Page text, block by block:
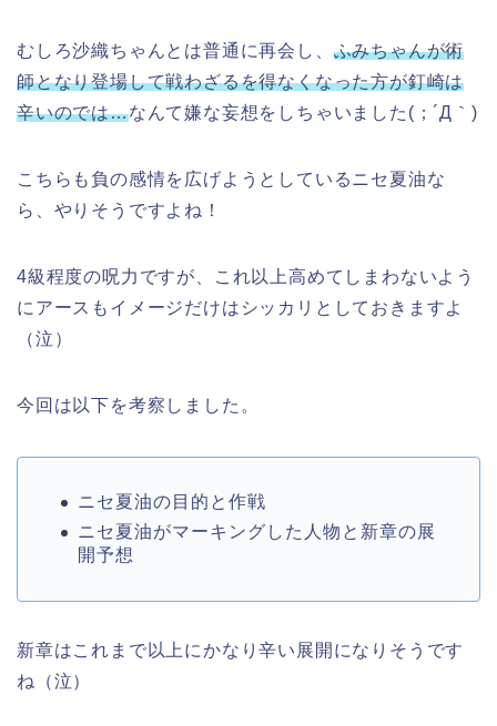
むしろ沙織ちゃんとは普通に再会し、 ふみちゃんが術
師となり登場して戦わざるを得なくなった方が釘崎は
辛いのでは…なんて嫌な妄想をしちゃいました(；´Д｀)
こちらも負の感情を広げようとしているニセ夏油な
ら、やりそうですよね！
4級程度の呪力ですが、これ以上高めてしまわないよう
にアースもイメージだけはシッカリとしておきますよ
（泣）
今回は以下を考察しました。
ニセ夏油の目的と作戦
ニセ夏油がマーキングした人物と新章の展
開予想
新章はこれまで以上にかなり辛い展開になりそうです
ね（泣）